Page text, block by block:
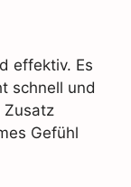
effektiv. Es
schnell und
Zusatz
Gefühl